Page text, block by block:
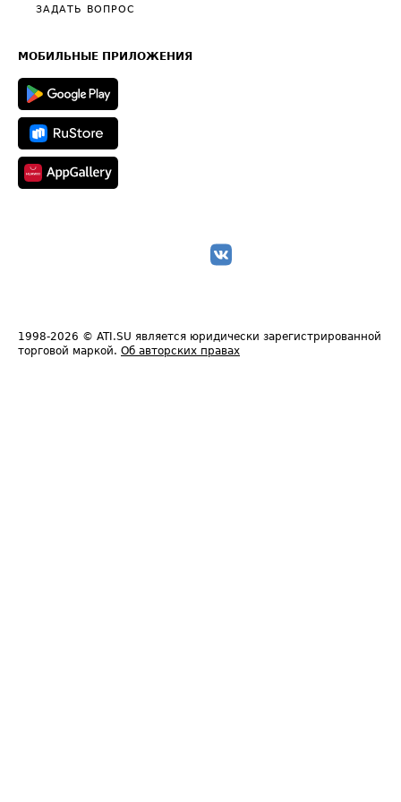
Общие положения
Полезное по перевозкам
Техническая информация
ЗАДАТЬ ВОПРОС
МОБИЛЬНЫЕ ПРИЛОЖЕНИЯ
1998-2026 © ATI.SU является юридически зарегистрированной
торговой маркой. Об авторских правах